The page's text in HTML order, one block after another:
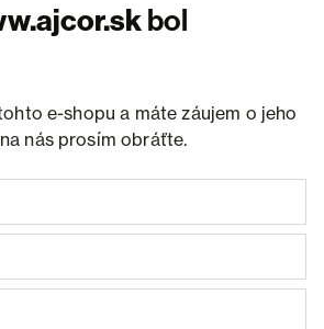
bol
e-shopu a máte záujem o jeho
nás prosím obráťte.